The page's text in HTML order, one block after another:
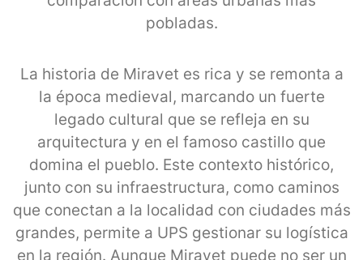
pobladas.
La historia de Miravet es rica y se remonta a
la época medieval, marcando un fuerte
legado cultural que se refleja en su
arquitectura y en el famoso castillo que
domina el pueblo. Este contexto histórico,
junto con su infraestructura, como caminos
que conectan a la localidad con ciudades más
grandes, permite a UPS gestionar su logística
en la región. Aunque Miravet puede no ser un